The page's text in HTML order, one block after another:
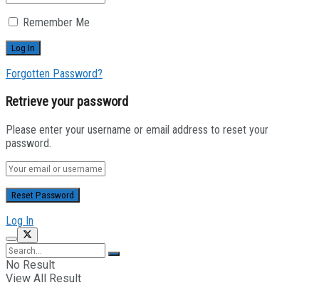
Remember Me
Forgotten Password?
Retrieve your password
Please enter your username or email address to reset your
password.
Log In
No Result
View All Result